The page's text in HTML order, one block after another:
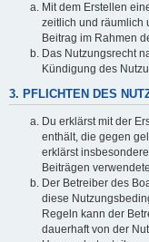
Mit dem Erstellen
zeitlich und räumlich
Beitrag im Rahmen
Das Nutzungsrecht
Kündigung des
3. PFLICHTEN DES
Du erklärst mit der
enthält, die gegen
erklärst
Beiträgen
Der Betreiber des
diese
Regeln kann der
dauerhaft von der